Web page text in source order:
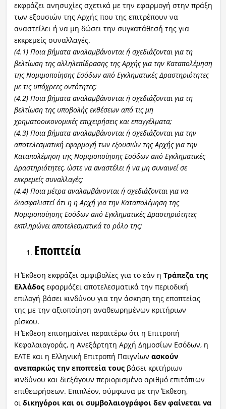
εκφράζει ανησυχίες σχετικά με την εφαρμογή στην πράξη
των εξουσιών της Αρχής που της επιτρέπουν να
αναστείλει ή να μη δώσει την συγκατάθεσή της για
εκκρεμείς συναλλαγές.
(4.1) Ποια βήματα αναλαμβάνονται ή σχεδιάζονται για τη
βελτίωση της αλληλεπίδρασης της Αρχής για την Καταπολέμηση
της Νομιμοποίησης Εσόδων από Εγκληματικές Δραστηριότητες
με τις υπόχρεες οντότητες;
(4.2) Ποια βήματα αναλαμβάνονται ή σχεδιάζονται για τη
βελτίωση της υποβολής εκθέσεων από τις μη
χρηματοοικονομικές επιχειρήσεις και επαγγέλματα;
(4.3) Ποια βήματα αναλαμβάνονται ή σχεδιάζονται για την
αποτελεσματική εφαρμογή των εξουσιών της Αρχής για την
Καταπολέμηση της Νομιμοποίησης Εσόδων από Εγκληματικές
Δραστηριότητες, ώστε να αναστέλει ή να μη συναινεί σε
εκκρεμείς συναλλαγές;
(4.4) Ποια μέτρα αναλαμβάνονται ή σχεδιάζονται για να
διασφαλιστεί ότι η η Αρχή για την Καταπολέμηση της
Νομιμοποίησης Εσόδων από Εγκληματικές Δραστηριότητες
εκπληρώνει αποτελεσματικά το ρόλο της;
Εποπτεία
Η Έκθεση εκφράζει αμφιβολίες για το εάν η Τράπεζα της
Ελλάδοςεφαρμόζει αποτελεσματικά την περιοδική
επιλογή βάσει κινδύνου για την άσκηση της εποπτείας
της με την αξιοποίηση αναθεωρημένων κριτήριων
ρίσκου.
Η Έκθεση επισημαίνει περαιτέρω ότι η Επιτροπή
Κεφαλαιαγοράς, η Ανεξάρτητη Αρχή Δημοσίων Εσόδων, η
ΕΛΤΕ και η Ελληνική Επιτροπή Παιγνίων ασκούν
ανεπαρκώς την εποπτεία τουςβάσει κριτήριων
κινδύνου και διεξάγουν περιορισμένο αριθμό επιτόπιων
επιθεωρήσεων. Επιπλέον, σύμφωνα με την Έκθεση,
οι δικηγόροι και οι συμβολαιογράφοι δεν φαίνεται να